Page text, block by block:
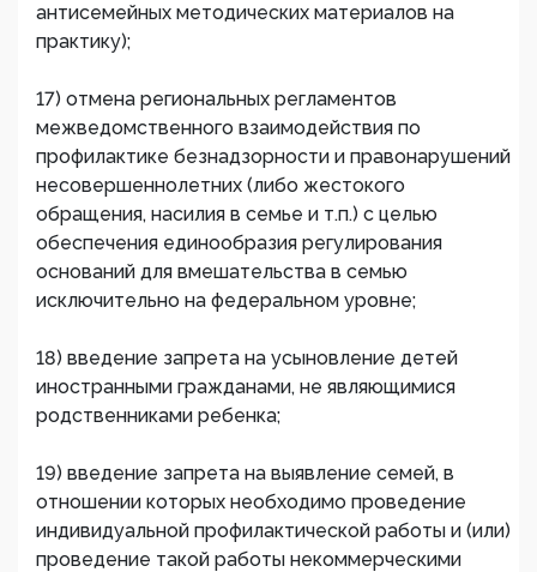
антисемейных методических материалов на
практику);
17) отмена региональных регламентов
межведомственного взаимодействия по
профилактике безнадзорности и правонарушений
несовершеннолетних (либо жестокого
обращения, насилия в семье и т.п.) с целью
обеспечения единообразия регулирования
оснований для вмешательства в семью
исключительно на федеральном уровне;
18) введение запрета на усыновление детей
иностранными гражданами, не являющимися
родственниками ребенка;
19) введение запрета на выявление семей, в
отношении которых необходимо проведение
индивидуальной профилактической работы и (или)
проведение такой работы некоммерческими